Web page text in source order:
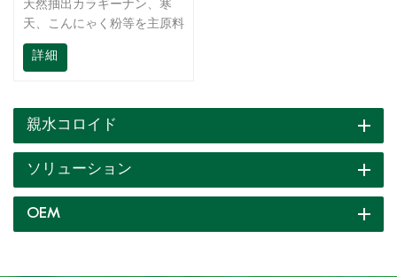
天然抽出カラギーナン、寒
天、こんにゃく粉等を主原料
としています。科学的な抽出
と混合により、ソリューショ
リンなど、さまざまな食感の
す。
詳細
親水コロイド
ソリューション
OEM